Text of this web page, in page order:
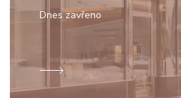
Dnes zavřeno